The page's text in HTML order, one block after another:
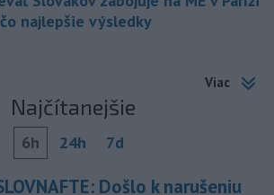
najlepšie výsledky
Viac
Najčítanejšie
6h 24h 7d
Došlo k narušeniu